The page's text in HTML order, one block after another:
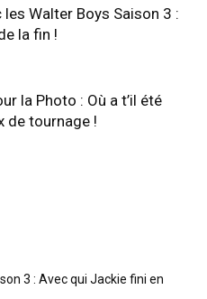
les Walter Boys Saison 3 :
la fin !
la Photo : Où a t’il été
de tournage !
3 : Avec qui Jackie fini en